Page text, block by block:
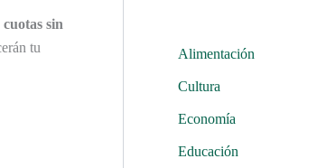
sin
tu
Alimentación
Cultura
Economía
Educación